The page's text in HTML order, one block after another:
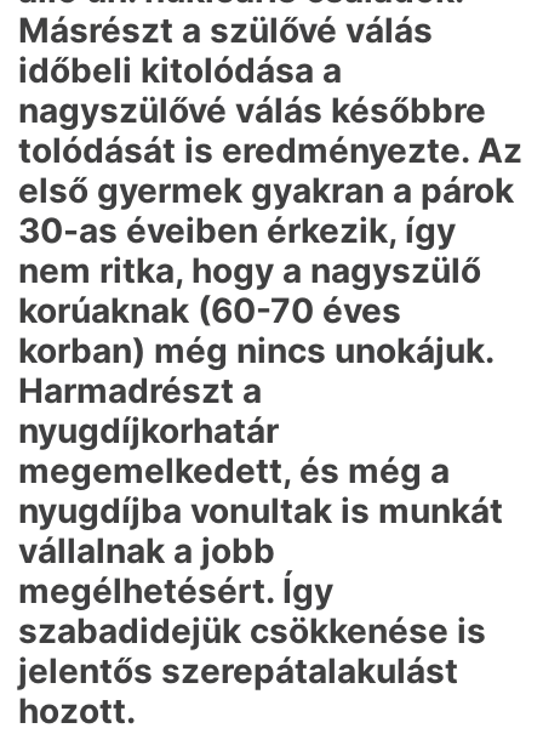
Másrészt a szülővé válás
időbeli kitolódása a
nagyszülővé válás későbbre
tolódását is eredményezte. Az
első gyermek gyakran a párok
30-as éveiben érkezik, így
nem ritka, hogy a nagyszülő
korúaknak (60-70 éves
korban) még nincs unokájuk.
Harmadrészt a
nyugdíjkorhatár
megemelkedett, és még a
nyugdíjba vonultak is munkát
vállalnak a jobb
megélhetésért. Így
szabadidejük csökkenése is
jelentős szerepátalakulást
hozott.